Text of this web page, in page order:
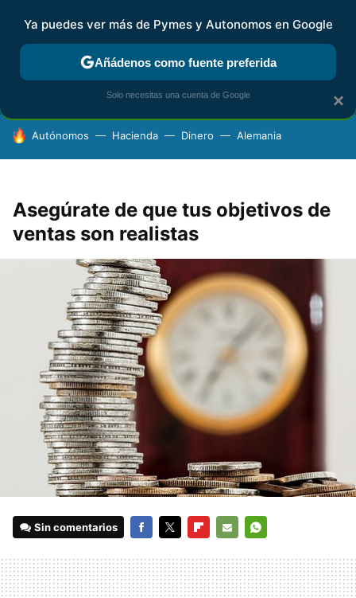
FISCALIDAD Y CONTABILIDAD KIT DIGITAL RENTA
HOY SE HABLA DE
Autónomos Hacienda Dinero Alemania
Asegúrate de que tus objetivos de
ventas son realistas
Sin comentarios
MAIL
×
Ya puedes ver más de Pymes y Autonomos en Google
Añádenos como fuente preferida
Solo necesitas una cuenta de Google